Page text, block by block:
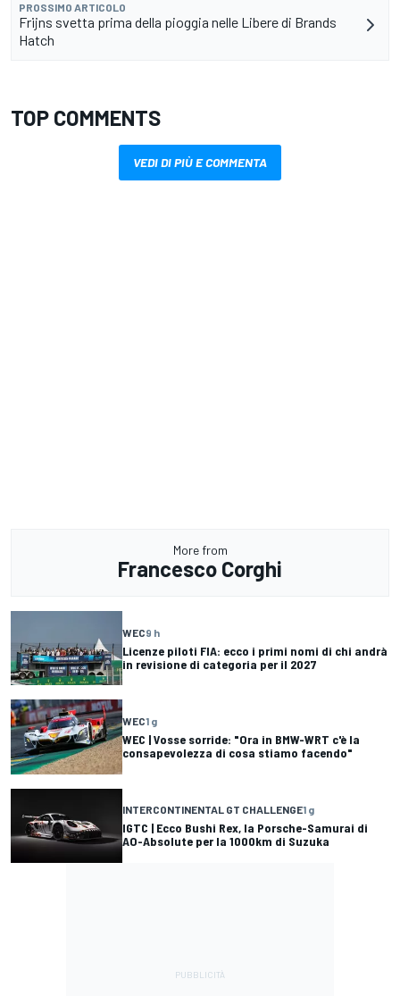
PROSSIMO ARTICOLO
Frijns svetta prima della pioggia nelle Libere di Brands
Hatch
TOP COMMENTS
VEDI DI PIÙ E COMMENTA
More from
Francesco Corghi
WEC9 h
Licenze piloti FIA: ecco i primi nomi di chi andrà
in revisione di categoria per il 2027
WEC1 g
WEC | Vosse sorride: "Ora in BMW-WRT c'è la
consapevolezza di cosa stiamo facendo"
INTERCONTINENTAL GT CHALLENGE1 g
IGTC | Ecco Bushi Rex, la Porsche-Samurai di
AO-Absolute per la 1000km di Suzuka